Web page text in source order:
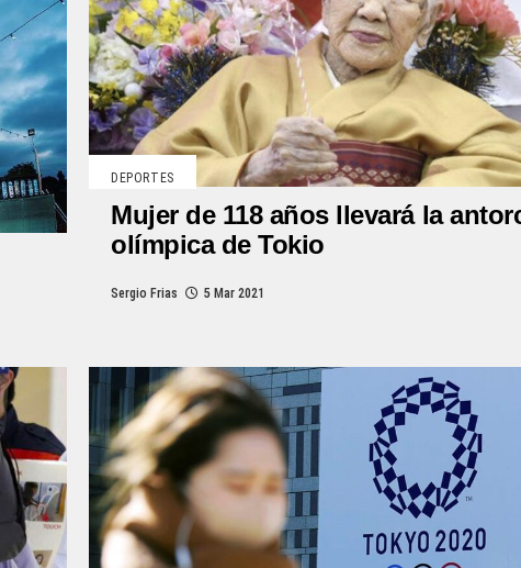
DEPORTES
Mujer de 118 años llevará la
olímpica de Tokio
Sergio Frias 5 Mar 2021